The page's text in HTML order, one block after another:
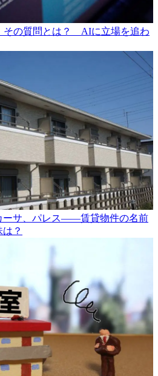
その質問とは？ AIに立場を追わ
ーサ、パレス――賃貸物件の名前
？